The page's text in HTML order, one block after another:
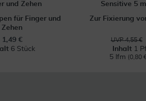
und Zehen
für Finger und
Zehen
1,49 €
6 Stück
Sensitive 5
Zur Fixierung
UVP 4,55 €
Inhalt 1
5 lfm (0,80